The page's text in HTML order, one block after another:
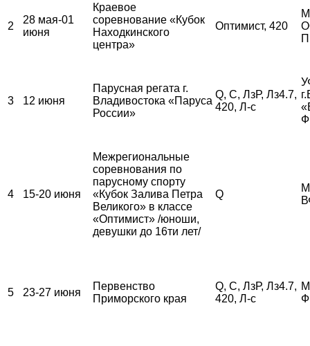
2
28 мая-01
июня
Краевое
соревнование «Кубок
Находкинского
центра»
Оптимист, 420
3 12 июня
Парусная регата г.
Владивостока «Паруса
России»
Q, С, ЛзР, Лз4.7,
420, Л-с
4 15-20 июня
Межрегиональные
соревнования по
парусному спорту
«Кубок Залива Петра
Великого» в классе
«Оптимист» /юноши,
девушки до 16ти лет/
Q
5 23-27 июня
Первенство
Приморского края
Q, С, ЛзР, Лз4.7,
420, Л-с